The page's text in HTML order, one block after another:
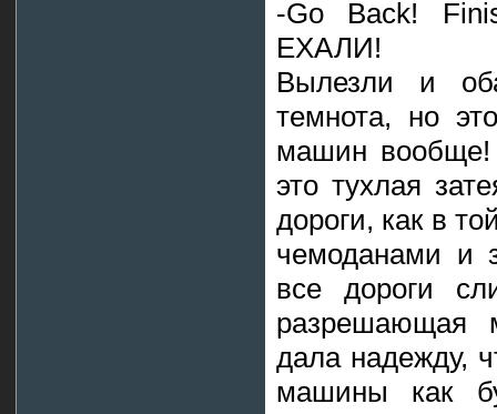
-Go Back!
ЕХАЛИ!
Вылезли и
темнота, но
машин вообще!
это тухлая
дороги, как в
чемоданами и
все дороги
разрешающая
дала надежду,
машины как